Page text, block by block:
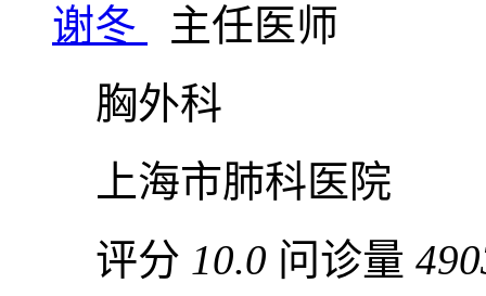
谢冬
主任医师
胸外科
上海市肺科医院
评分 10.0 问诊量